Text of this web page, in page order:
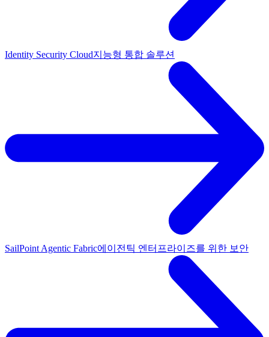
Identity Security Cloud지능형 통합 솔루션
SailPoint Agentic Fabric에이전틱 엔터프라이즈를 위한 보안